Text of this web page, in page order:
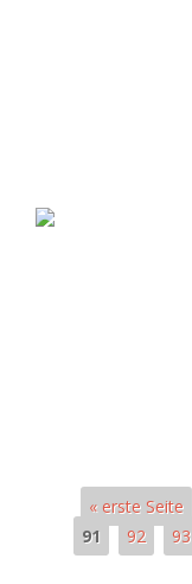
« erste Seite
91
92 93